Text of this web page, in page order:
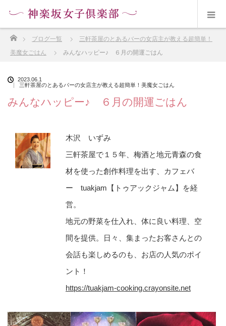
ブログ一覧
三軒茶屋のとあるバーの女店主が教える超簡単！
美魔女ごはん
みんなハッピー♪ ６月の開運ごはん
2023.06.1
三軒茶屋のとあるバーの女店主が教える超簡単！美魔女ごはん
みんなハッピー♪ ６月の開運ごはん
木沢 いずみ
三軒茶屋で１５年、梅酒と地元青森の食
材を使った創作料理を出す、カフェバ
ー tuakjam【トゥアックジャム】を経
営。
地元の野菜を仕入れ、体に良い料理、空
間を提供。日々、集まったお客さんとの
会話も楽しめるのも、お店の人気のポイ
ント！
https://tuakjam-cooking.crayonsite.net